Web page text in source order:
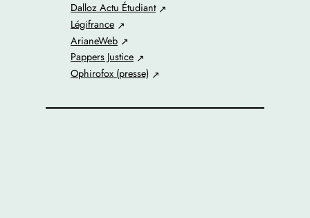
Dalloz Actu Étudiant
Légifrance
ArianeWeb
Pappers Justice
Ophirofox (presse)